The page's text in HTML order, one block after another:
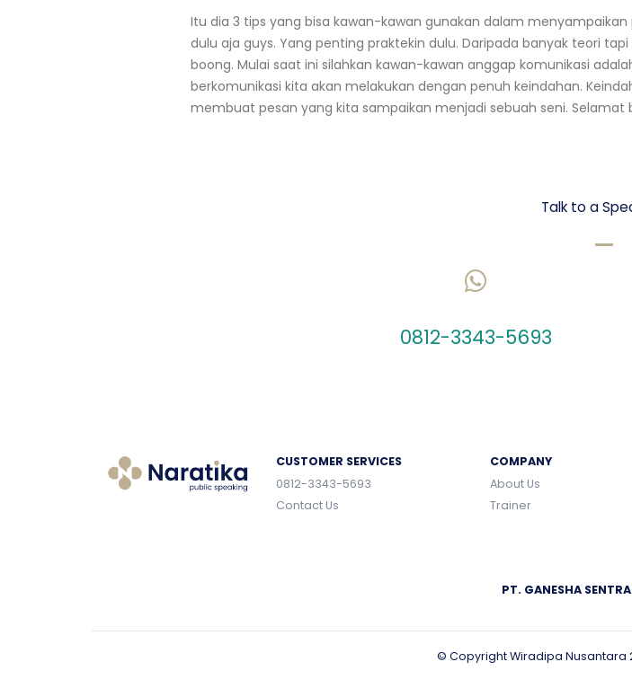
Itu dia 3 tips yang bisa kawan-kawan gunakan dalam menyampaikan
dulu aja guys. Yang penting praktekin dulu. Daripada banyak teori
boong. Mulai saat ini silahkan kawan-kawan anggap komunikasi
berkomunikasi kita akan melakukan dengan penuh keindahan.
membuat pesan yang kita sampaikan menjadi sebuah seni. Selamat
Talk to a
0812-3343-5693
CUSTOMER SERVICES
0812-3343-5693
Contact Us
COMPANY
About Us
Trainer
PT. GANESHA
© Copyright Wiradipa Nusantara